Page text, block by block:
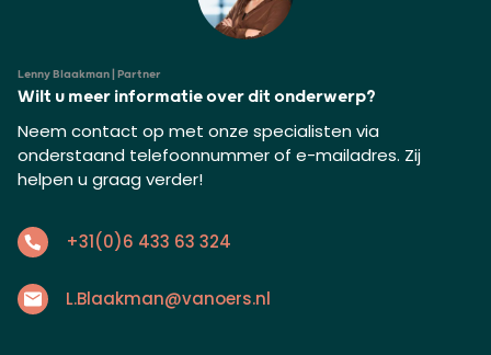
Lenny Blaakman | Partner
Wilt u meer informatie over dit onderwerp?
Neem contact op met onze specialisten via
onderstaand telefoonnummer of e-mailadres. Zij
helpen u graag verder!
+31(0)6 433 63 324
L.Blaakman@vanoers.nl